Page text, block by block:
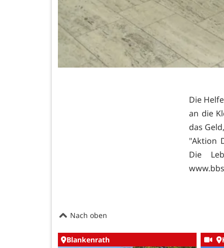
Die
an die
das
"Aktion
Die
Nach oben
Blankenrath